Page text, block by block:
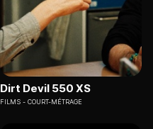
Dirt Devil 550 XS
FILMS COURT-MÉTRAGE